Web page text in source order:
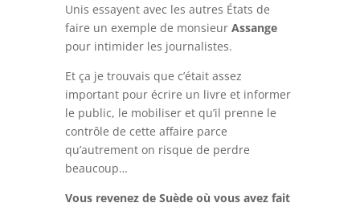
Unis essayent avec les autres États de
faire un exemple de monsieurAssange
pour intimider les journalistes.
Et ça je trouvais que c’était assez
important pour écrire un livre et informer
le public, le mobiliser et qu’il prenne le
contrôle de cette affaire parce
qu’autrement on risque de perdre
beaucoup…
Vous revenez de Suède où vous avez fait